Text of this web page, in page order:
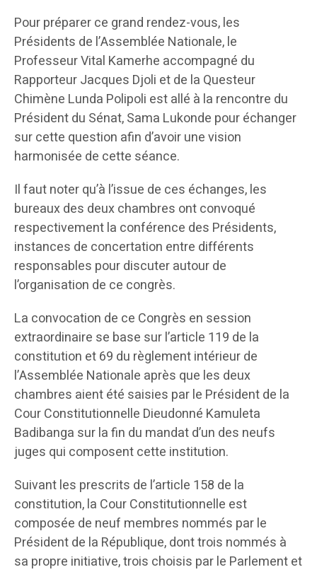
Pour préparer ce grand rendez-vous, les
Présidents de l’Assemblée Nationale, le
Professeur Vital Kamerhe accompagné du
Rapporteur Jacques Djoli et de la Questeur
Chimène Lunda Polipoli est allé à la rencontre du
Président du Sénat, Sama Lukonde pour échanger
sur cette question afin d’avoir une vision
harmonisée de cette séance.
Il faut noter qu’à l’issue de ces échanges, les
bureaux des deux chambres ont convoqué
respectivement la conférence des Présidents,
instances de concertation entre différents
responsables pour discuter autour de
l’organisation de ce congrès.
La convocation de ce Congrès en session
extraordinaire se base sur l’article 119 de la
constitution et 69 du règlement intérieur de
l’Assemblée Nationale après que les deux
chambres aient été saisies par le Président de la
Cour Constitutionnelle Dieudonné Kamuleta
Badibanga sur la fin du mandat d’un des neufs
juges qui composent cette institution.
Suivant les prescrits de l’article 158 de la
constitution, la Cour Constitutionnelle est
composée de neuf membres nommés par le
Président de la République, dont trois nommés à
sa propre initiative, trois choisis par le Parlement et